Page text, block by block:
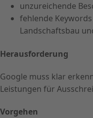
unzureichende
fehlende
Landschaftsbau
Herausforderung
Google muss klar
Leistungen für
Vorgehen